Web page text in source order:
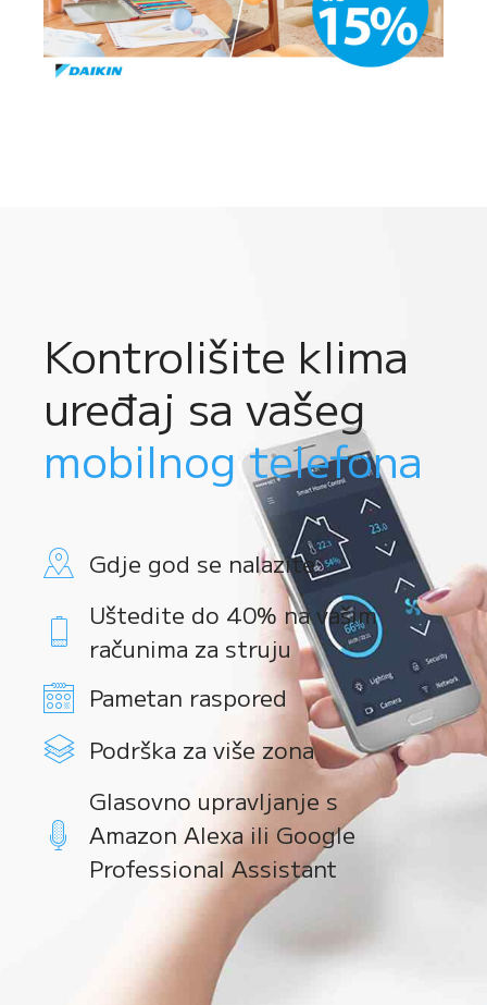
Kontrolišite klima
uređaj sa vašeg
mobilnog telefona
Gdje god se nalazite
Uštedite do 40% na vašim
računima za struju
Pametan raspored
Podrška za više zona
Glasovno upravljanje s
Amazon Alexa ili Google
Professional Assistant